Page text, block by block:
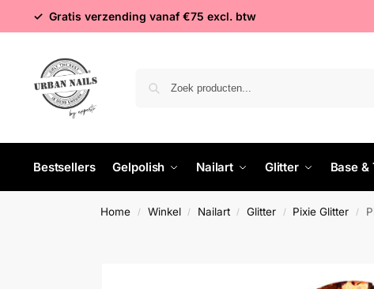
✓ Gratis verzending vanaf €75 excl. btw
Bestsellers Gelpolish Nailart Glitter Base &
Home / Winkel / Nailart / Glitter / Pixie Glitter /